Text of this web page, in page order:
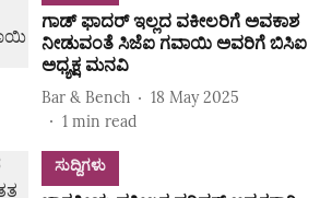
ಗಾಡ್ ಫಾದರ್ ಇಲ್ಲದ ವಕೀಲರಿಗೆ ಅವಕಾಶ
ನೀಡುವಂತೆ ಸಿಜೆಐ ಗವಾಯಿ ಅವರಿಗೆ ಬಿಸಿಐ
ಅಧ್ಯಕ್ಷ ಮನವಿ
Bar & Bench
18 May 2025
1 min read
ಸುದ್ದಿಗಳು